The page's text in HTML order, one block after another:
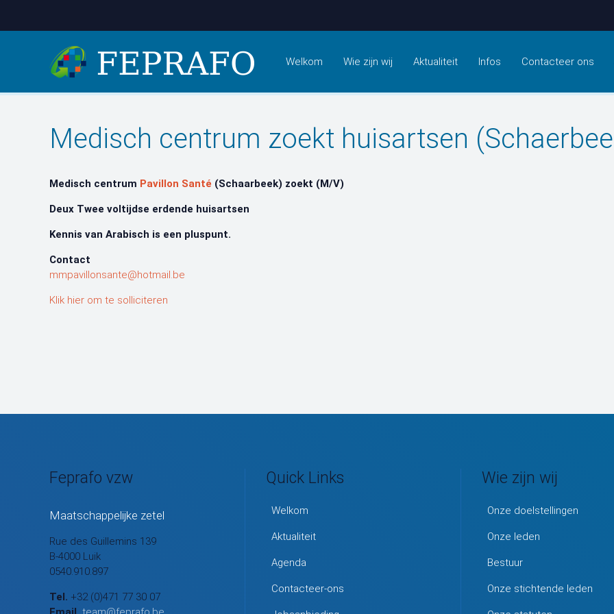
Welkom Wie zijn wij Aktualiteit Infos Contacteer ons
Medisch centrum zoekt huisartsen
Medisch centrum Pavillon Santé (Schaarbeek) zoekt (M/V)
Deux Twee voltijdse erdende huisartsen
Kennis van Arabisch is een pluspunt.
Contact
mmpavillonsante@hotmail.be
Klik hier om te solliciteren
Feprafo vzw
Maatschappelijke zetel
Rue des Guillemins 139
B-4000 Luik
0540.910.897
Tel. +32 (0)471 77 30 07
Quick Links
Welkom
Aktualiteit
Agenda
Contacteer-ons
Wie zijn wij
Onze doelstellingen
Onze leden
Bestuur
Onze stichtende leden